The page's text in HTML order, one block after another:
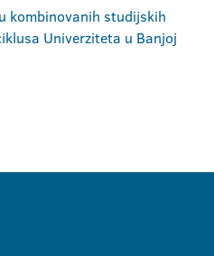
kombinovanih studijskih
Univerziteta u Banjoj